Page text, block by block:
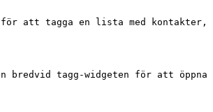
att tagga en lista med kontakter,
tagg-widgeten för att öppna